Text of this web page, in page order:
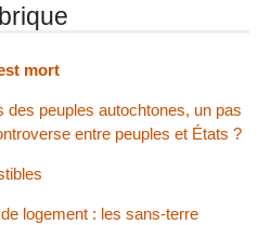
mort
des peuples autochtones, un pas
entre peuples et États ?
logement : les sans-terre